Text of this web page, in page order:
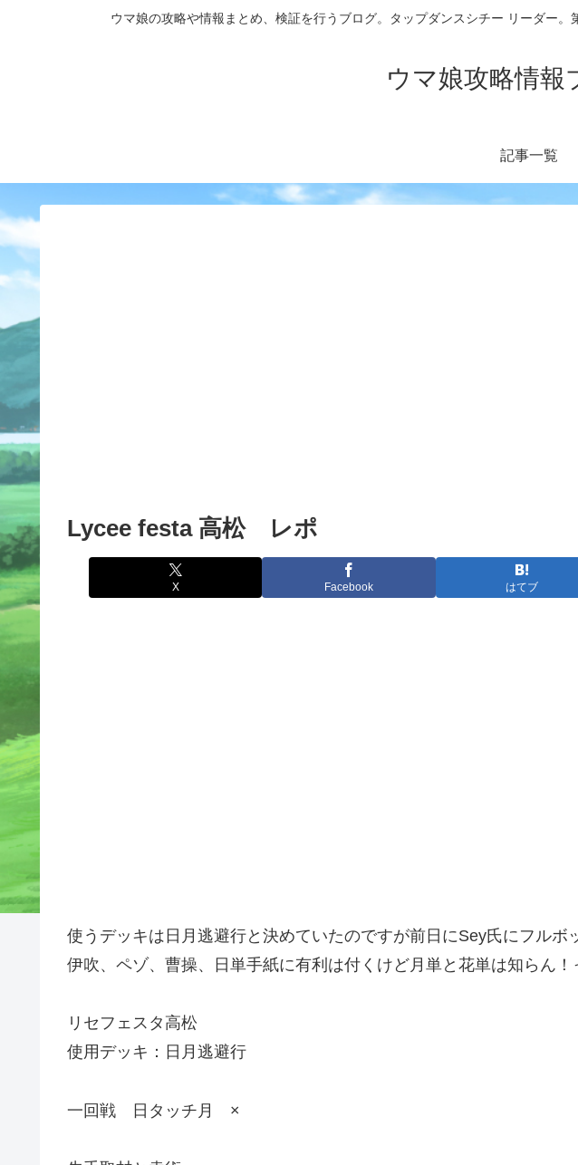
ウマ娘の攻略や情報まとめ、検証を行うブログ。タップダンスシチー リーダー
ウマ娘攻略情報
記事一覧
Lycee festa 高松 レポ
X Facebook はてブ
使うデッキは日月逃避行と決めていたのですが前日にSey氏にフル
伊吹、ペゾ、曹操、日単手紙に有利は付くけど月単と花単は知らん！
リセフェスタ高松
使用デッキ：日月逃避行
一回戦 日タッチ月 ×